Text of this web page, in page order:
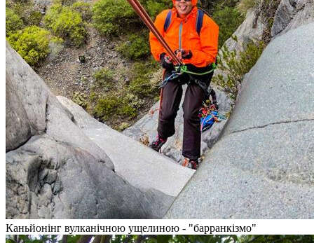
Каньйонінг вулканічною ущелиною - "барранкізмо"